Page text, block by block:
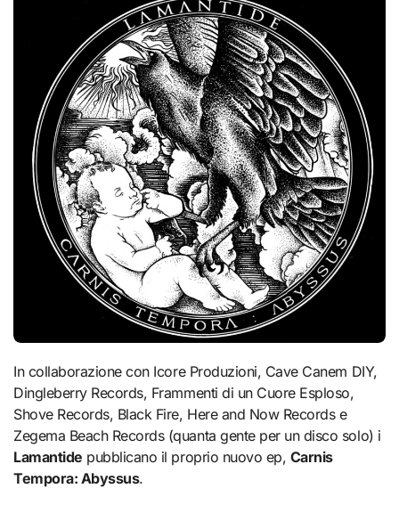
In collaborazione con Icore Produzioni, Cave Canem DIY,
Dingleberry Records, Frammenti di un Cuore Esploso,
Shove Records, Black Fire, Here and Now Records e
Zegema Beach Records (quanta gente per un disco solo) i
Lamantide pubblicano il proprio nuovo ep, Carnis
Tempora: Abyssus.